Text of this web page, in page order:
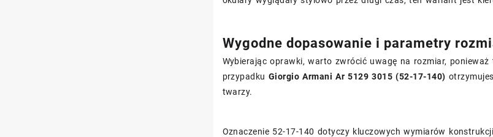
Wygodne dopasowanie i parametry
Wybierając oprawki, warto zwrócić uwagę na rozmiar,
przypadku Giorgio Armani Ar 5129 3015 (52-17-140)
twarzy.
Oznaczenie 52-17-140 dotyczy kluczowych wymiarów